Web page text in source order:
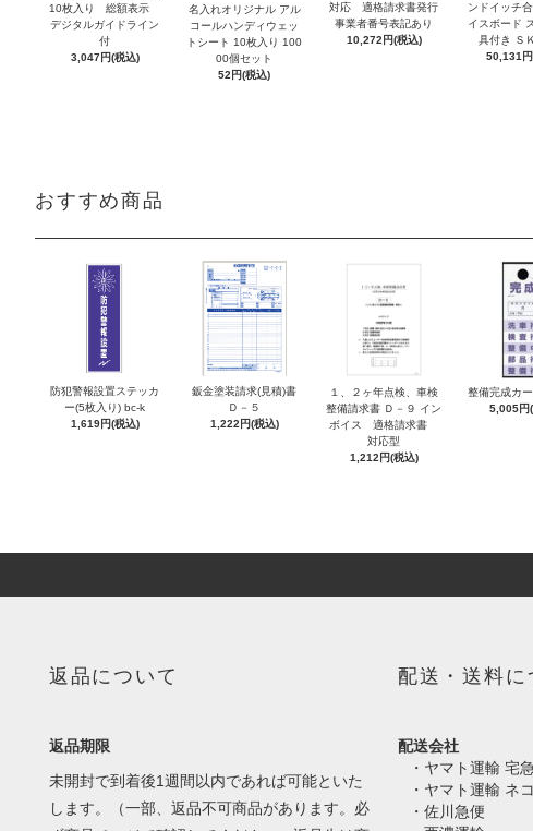
10枚入り 総額表示
デジタルガイドライン
付
3,047円(税込)
名入れオリジナル アル
コールハンディウェッ
トシート 10枚入り 100
00個セット
52円(税込)
対応 適格請求書発行
事業者番号表記あり
10,272円(税込)
ンドイッチ
イスボード
具付き Ｓ
50,131
おすすめ商品
防犯警報設置ステッカ
ー(5枚入り) bc-k
1,619円(税込)
鈑金塗装請求(見積)書
Ｄ－５
1,222円(税込)
１、２ヶ年点検、車検
整備請求書 Ｄ－９ イン
ボイス 適格請求書
対応型
1,212円(税込)
整備完成カ
5,005円
返品について
返品期限
未開封で到着後1週間以内であれば可能といた
します。（一部、返品不可商品があります。必
配送・送料に
配送会社
・ヤマト運輸 宅
・ヤマト運輸 ネ
・佐川急便